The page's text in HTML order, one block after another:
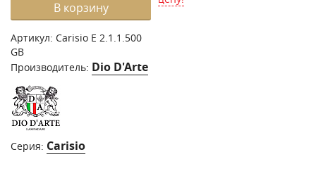
В корзину
Артикул: Carisio E 2.1.1.500
GB
Производитель: Dio D'Arte
Серия: Carisio